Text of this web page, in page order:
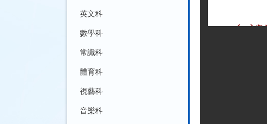
英文科
數學科
常識科
體育科
視藝科
音樂科